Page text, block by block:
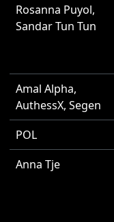
Rosanna Puyol,
Sandar Tun Tun
Amal Alpha,
AuthessX, Segen
POL
Anna Tje